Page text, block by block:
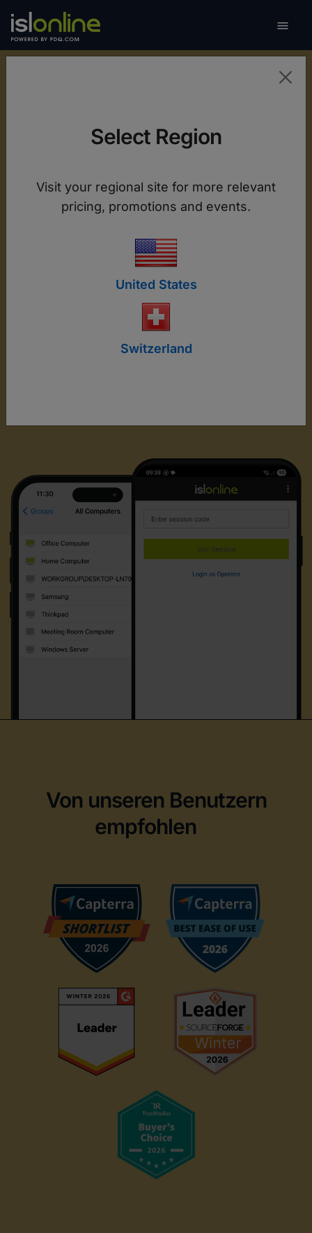

Fernzugriff
ISL Online bietet vollständige Fernsteuerung von
Android-Geräten und Live-Bildschirmansicht auf
ein reibungsloser Betrieb auf allen Ihren
Mobilgeräten gewährleistet sind.
Von unseren Benutzern
empfohlen
Select Region
Visit your regional site for more relevant
pricing, promotions and events.
United States
Switzerland